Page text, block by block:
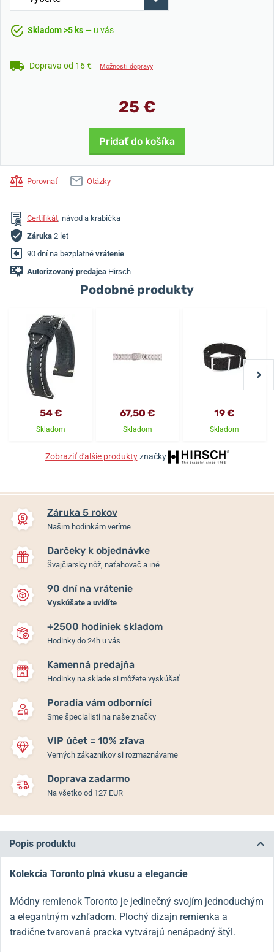
Skladom >5 ks — u vás
Doprava od 16 € Možnosti dopravy
25 €
Pridať do košíka
Porovnať Otázky
Certifikát, návod a krabička
Záruka 2 let
90 dní na bezplatné vrátenie
Autorizovaný predajca Hirsch
Podobné produkty
54 €
Skladom
67,50 €
Skladom
19 €
Skladom
Zobraziť ďalšie produktyznačky
Záruka 5 rokov
Našim hodinkám veríme
Darčeky k objednávke
Švajčiarsky nôž, naťahovač a iné
90 dní na vrátenie
Vyskúšate a uvidíte
+2500 hodiniek skladom
Hodinky do 24h u vás
Kamenná predajňa
Hodinky na sklade si môžete vyskúšať
Poradia vám odborníci
Sme špecialisti na naše značky
VIP účet = 10% zľava
Verných zákazníkov si rozmaznávame
Doprava zadarmo
Na všetko od 127 EUR
Popis produktu
Kolekcia Toronto plná vkusu a elegancie
Módny remienok Toronto je jedinečný svojím jednoduchým
a elegantným vzhľadom. Plochý dizajn remienka a
tradične tvarovaná pracka vytvárajú nenápadný štýl.